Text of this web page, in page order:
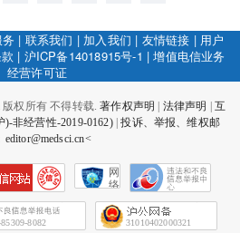
| 联系我们 | 加入我们 | 友情链接 | 用户
| 沪ICP备14018915号-1 |增值电信业务
经营许可证
版权所有 不得转载.著作权声明 法律声明
互
非经营性-2019-0162)|投诉、举报、维权邮
editor@medsci.cn<
网
络
会
征
8082 31010402000321